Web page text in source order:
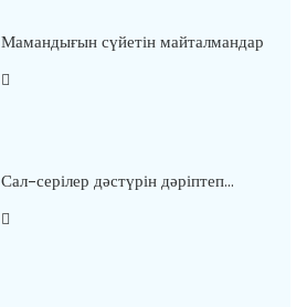
Мамандығын сүйетін майталмандар
Сал-серілер дәстүрін дәріптеп…